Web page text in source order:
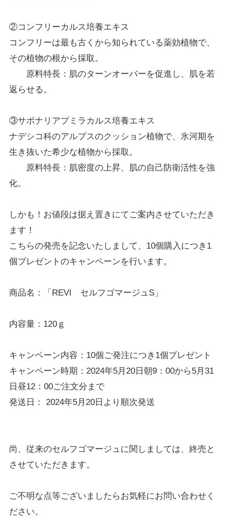
②コンフリーカルス培養エキス
コンフリーは最も古くから知られている薬効植物で、
その植物の根から採取。
原料特長：肌のターンオーバーを促進し、肌を若
返らせる。
③サポナリアプミラカルス培養エキス
ナデシコ科のアルプスのクッション植物で、氷河期を
生き抜いた希少な植物から採取。
原料特長：肌密度の上昇、肌の自己防衛活性を強
化。
しかも！お値段は据え置きにてご案内させていただき
ます！
こちらの発売を記念いたしまして、 10個購入につき 1
個プレゼントのキャンペーンを行います。
商品名：「 REVI セルフゴマージュS」
内容量： 120ｇ
キャンペーン内容： 10個ご発注につき 1個プレゼント
キャンペーン時期： 2024年5月 20日朝9： 00から5月 31
日昼12： 00ご注文分まで
発送日：
2024年5月 20日より順次発送
尚、従来のセルフゴマージュに関しましては、終売と
させていただきます。
ご不明な点等ございましたらお気軽にお問い合わせく
ださい。